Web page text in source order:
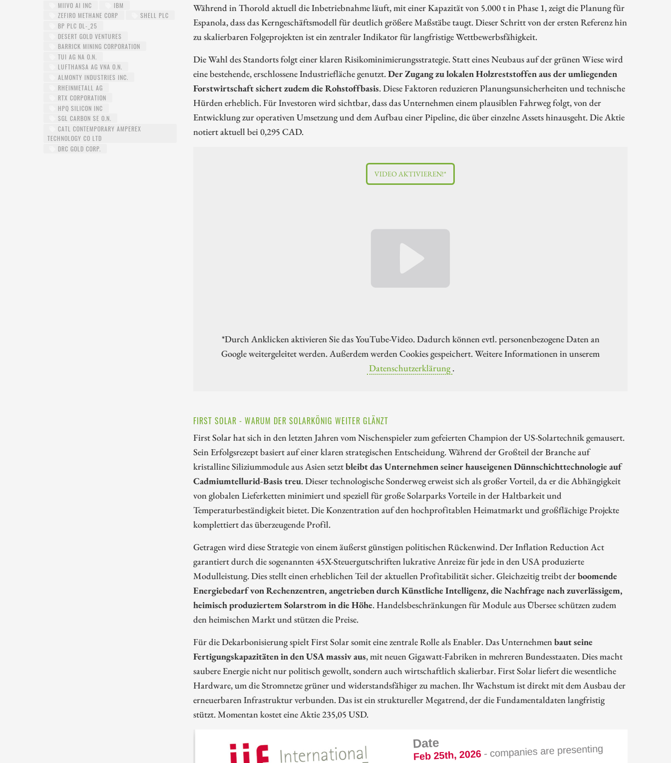
MIIVO AI INC
IBM
ZEFIRO METHANE CORP
SHELL PLC
BP PLC DL-_25
DESERT GOLD VENTURES
BARRICK MINING CORPORATION
TUI AG NA O.N.
LUFTHANSA AG VNA O.N.
ALMONTY INDUSTRIES INC.
RHEINMETALL AG
RTX CORPORATION
HPQ SILICON INC
SGL CARBON SE O.N.
CATL CONTEMPORARY AMPEREX
TECHNOLOGY CO LTD
DRC GOLD CORP.
Während in Thorold aktuell die Inbetriebnahme läuft, mit einer Kapazität von 5.000 t in Phase 1, zeigt die Planung für
Espanola, dass das Kerngeschäftsmodell für deutlich größere Maßstäbe taugt. Dieser Schritt von der ersten Referenz hin
zu skalierbaren Folgeprojekten ist ein zentraler Indikator für langfristige Wettbewerbsfähigkeit.
Die Wahl des Standorts folgt einer klaren Risikominimierungsstrategie. Statt eines Neubaus auf der grünen Wiese wird
eine bestehende, erschlossene Industriefläche genutzt.Der Zugang zu lokalen Holzreststoffen aus der umliegenden
Forstwirtschaft sichert zudem die Rohstoffbasis. Diese Faktoren reduzieren Planungsunsicherheiten und technische
Hürden erheblich. Für Investoren wird sichtbar, dass das Unternehmen einem plausiblen Fahrweg folgt, von der
Entwicklung zur operativen Umsetzung und dem Aufbau einer Pipeline, die über einzelne Assets hinausgeht. Die Aktie
notiert aktuell bei 0,295 CAD.
VIDEO AKTIVIEREN!*
*Durch Anklicken aktivieren Sie das YouTube-Video. Dadurch können evtl. personenbezogene Daten an
Google weitergeleitet werden. Außerdem werden Cookies gespeichert. Weitere Informationen in unserem
Datenschutzerklärung .
FIRST SOLAR - WARUM DER SOLARKÖNIG WEITER GLÄNZT
First Solar hat sich in den letzten Jahren vom Nischenspieler zum gefeierten Champion der US-Solartechnik gemausert.
Sein Erfolgsrezept basiert auf einer klaren strategischen Entscheidung. Während der Großteil der Branche auf
kristalline Siliziummodule aus Asien setztbleibt das Unternehmen seiner hauseigenen Dünnschichttechnologie auf
Cadmiumtellurid-Basis treu. Dieser technologische Sonderweg erweist sich als großer Vorteil, da er die Abhängigkeit
von globalen Lieferketten minimiert und speziell für große Solarparks Vorteile in der Haltbarkeit und
Temperaturbeständigkeit bietet. Die Konzentration auf den hochprofitablen Heimatmarkt und großflächige Projekte
komplettiert das überzeugende Profil.
Getragen wird diese Strategie von einem äußerst günstigen politischen Rückenwind. Der Inflation Reduction Act
garantiert durch die sogenannten 45X-Steuergutschriften lukrative Anreize für jede in den USA produzierte
Modulleistung. Dies stellt einen erheblichen Teil der aktuellen Profitabilität sicher. Gleichzeitig treibt derboomende
Energiebedarf von Rechenzentren, angetrieben durch Künstliche Intelligenz, die Nachfrage nach zuverlässigem,
heimisch produziertem Solarstrom in die Höhe. Handelsbeschränkungen für Module aus Übersee schützen zudem
den heimischen Markt und stützen die Preise.
Für die Dekarbonisierung spielt First Solar somit eine zentrale Rolle als Enabler. Das Unternehmenbaut seine
Fertigungskapazitäten in den USA massiv aus, mit neuen Gigawatt-Fabriken in mehreren Bundesstaaten. Dies macht
saubere Energie nicht nur politisch gewollt, sondern auch wirtschaftlich skalierbar. First Solar liefert die wesentliche
Hardware, um die Stromnetze grüner und widerstandsfähiger zu machen. Ihr Wachstum ist direkt mit dem Ausbau der
erneuerbaren Infrastruktur verbunden. Das ist ein struktureller Megatrend, der die Fundamentaldaten langfristig
stützt. Momentan kostet eine Aktie 235,05 USD.